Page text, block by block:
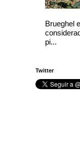
Brueghel
pi...
Twitter